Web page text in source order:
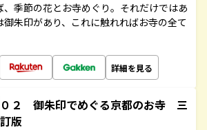
季節の花とお寺めぐり。それだけではあ
御朱印があり、これに触れればお寺の全て
詳細を見る
０２ 御朱印でめぐる京都のお寺 三
訂版